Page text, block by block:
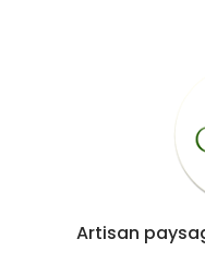
Artisan